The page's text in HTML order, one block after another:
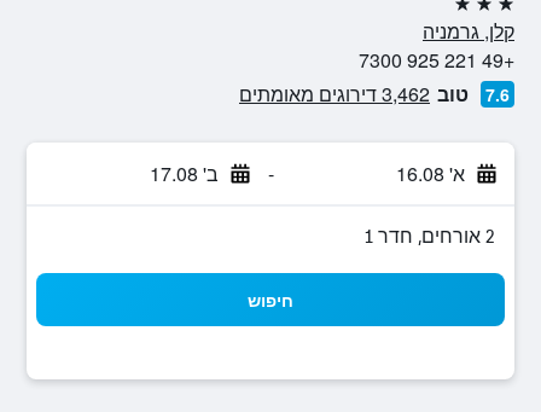
3 כוכבים
קלן, גרמניה
+49 221 925 7300
7.6 טוב 3,462 דירוגים מאומתים
א' 16.08 - ב' 17.08
2 אורחים, חדר 1
חיפוש